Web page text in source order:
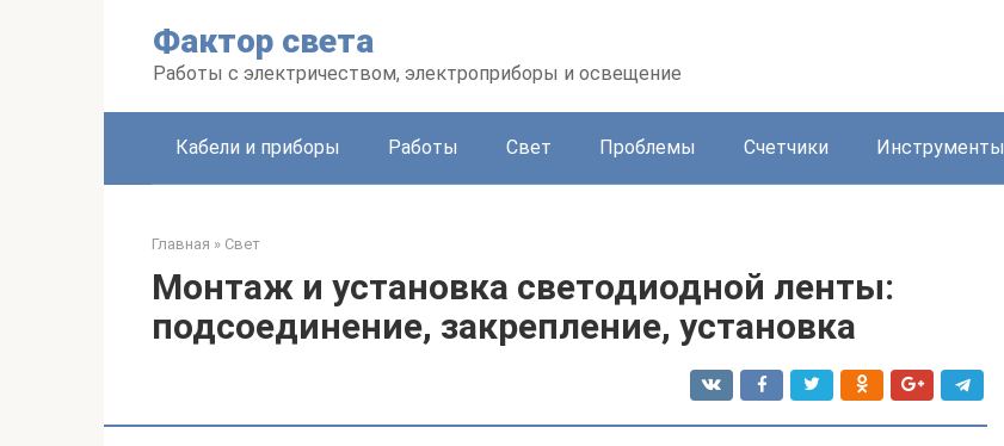
Фактор света
Работы с электричеством, электроприборы и освещение
Кабели и приборы Работы Свет Проблемы Счетчики Инструменты
Главная » Свет
Монтаж и установка светодиодной ленты:
подсоединение, закрепление, установка